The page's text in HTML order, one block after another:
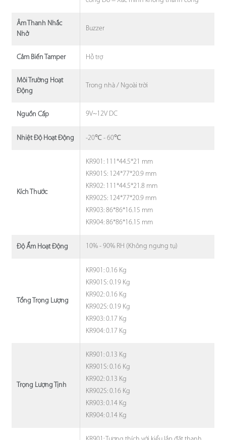
Âm Thanh Nhắc
Nhở
Buzzer
Cảm Biến Tamper Hỗ trợ
Môi Trường Hoạt
Động
Trong nhà / Ngoài trời
Nguồn Cấp 9V~12V DC
Nhiệt Độ Hoạt Động -20℃ - 60℃
Kích Thước
KR901: 111*44.5*21 mm
KR901S: 124*77*20.9 mm
KR902: 111*44.5*21.8 mm
KR902S: 124*77*20.9 mm
KR903: 86*86*16.15 mm
KR904: 86*86*16.15 mm
Độ Ẩm Hoạt Động 10% - 90% RH (Không ngưng tụ)
Tổng Trọng Lượng
KR901: 0.16 Kg
KR901S: 0.19 Kg
KR902: 0.16 Kg
KR902S: 0.19 Kg
KR903: 0.17 Kg
KR904: 0.17 Kg
Trọng Lượng Tịnh
KR901: 0.13 Kg
KR901S: 0.16 Kg
KR902: 0.13 Kg
KR902S: 0.16 Kg
KR903: 0.14 Kg
KR904: 0.14 Kg